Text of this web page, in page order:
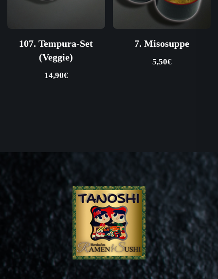
107. Tempura-Set
(Veggie)
14,90€
7. Misosuppe
5,50€